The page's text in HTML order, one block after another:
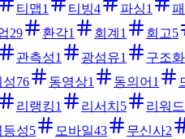
티맵1 티빙4 파싱1
29 환각1 회계 1 회고5
관측성1 광섬유1 구조화
성76 동영상1 동의어 1
리랭킹1 리서치 5 리워드
등성5 모바일43 무신사2